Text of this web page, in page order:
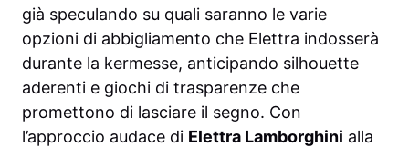
già speculando su quali saranno le varie
opzioni di abbigliamento che Elettra indosserà
durante la kermesse, anticipando silhouette
aderenti e giochi di trasparenze che
promettono di lasciare il segno. Con
l’approccio audace di Elettra Lamborghini alla